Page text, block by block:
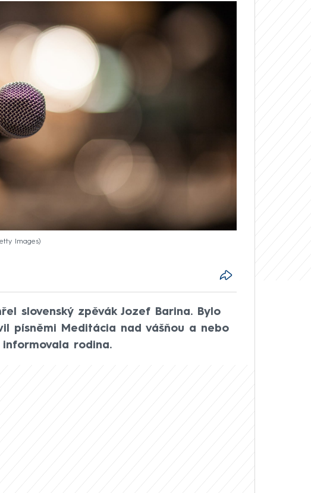
Images
slovenský zpěvák Jozef Barina. Bylo
písněmi Meditácia nad vášňou a nebo
rodina.